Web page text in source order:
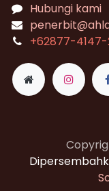
Hubungi kami
+62877-